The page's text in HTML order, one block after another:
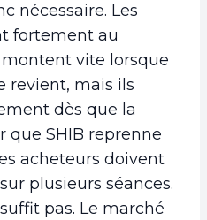
nécessaire. Les
fortement au
vite lorsque
revient, mais ils
dès que la
que SHIB reprenne
acheteurs doivent
plusieurs séances.
pas. Le marché